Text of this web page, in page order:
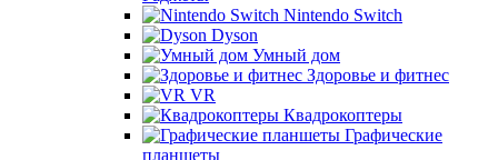
Nintendo Switch
Dyson
Умный дом
Здоровье и фитнес
VR
Квадрокоптеры
Графические
планшеты